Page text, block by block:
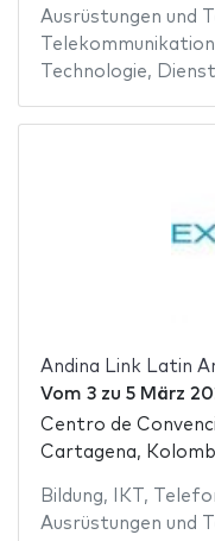
Ausrüstungen und
Telekommunikation
Technologie,
Andina Link Latin
Vom 3zu 5 März
Centro de
Cartagena,
Bildung, IKT ,
Ausrüstungen und